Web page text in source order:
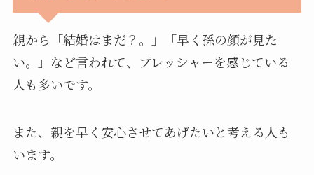
親から「結婚はまだ？。」「早く孫の顔が見た
い。」など言われて、プレッシャーを感じている
人も多いです。
また、親を早く安心させてあげたいと考える人も
います。